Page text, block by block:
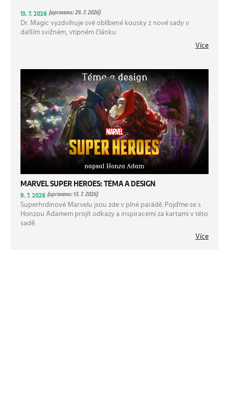
13. 7. 2026 (upraveno: 29. 7. 2026)
Dr. Magic vyzdvihuje své oblíbené kousky z nové sady v
dalším svižném, vtipném článku.
Více
MARVEL SUPER HEROES: TÉMA A DESIGN
9. 7. 2026 (upraveno: 13. 7. 2026)
Superhrdinové Marvelu jsou zde v plné parádě. Pojďme se s
Honzou Adamem projít odkazy a inspiracemi za kartami v této
sadě.
Více